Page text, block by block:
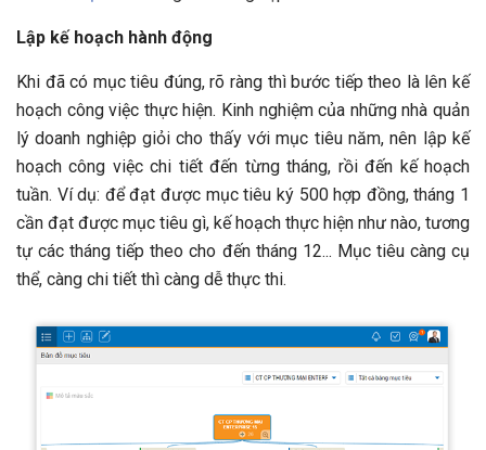
Lập kế hoạch hành động
Khi đã có mục tiêu đúng, rõ ràng thì bước tiếp theo là lên kế
hoạch công việc thực hiện. Kinh nghiệm của những nhà quản
lý doanh nghiệp giỏi cho thấy với mục tiêu năm, nên lập kế
hoạch công việc chi tiết đến từng tháng, rồi đến kế hoạch
tuần. Ví dụ: để đạt được mục tiêu ký 500 hợp đồng, tháng 1
cần đạt được mục tiêu gì, kế hoạch thực hiện như nào, tương
tự các tháng tiếp theo cho đến tháng 12... Mục tiêu càng cụ
thể, càng chi tiết thì càng dễ thực thi.